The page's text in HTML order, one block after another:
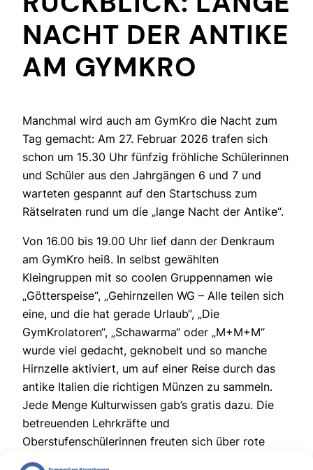
NACHT DER ANTIKE
AM GYMKRO
Manchmal wird auch am GymKro die Nacht zum
Tag gemacht: Am 27. Februar 2026 trafen sich
schon um 15.30 Uhr fünfzig fröhliche Schülerinnen
und Schüler aus den Jahrgängen 6 und 7 und
warteten gespannt auf den Startschuss zum
Rätselraten rund um die „lange Nacht der Antike“.
Von 16.00 bis 19.00 Uhr lief dann der Denkraum
am GymKro heiß. In selbst gewählten
Kleingruppen mit so coolen Gruppennamen wie
„Götterspeise“, „Gehirnzellen WG – Alle teilen sich
eine, und die hat gerade Urlaub“, „Die
GymKrolatoren“, „Schawarma“ oder „M+M+M“
wurde viel gedacht, geknobelt und so manche
Hirnzelle aktiviert, um auf einer Reise durch das
antike Italien die richtigen Münzen zu sammeln.
Jede Menge Kulturwissen gab’s gratis dazu. Die
betreuenden Lehrkräfte und
Oberstufenschülerinnen freuten sich über rote
Wangen, konzentrierte Diskussionen und viele